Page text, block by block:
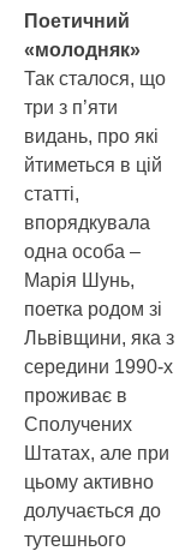
Поетичний
«молодняк»
Так сталося, що
три з п’яти
видань, про які
йтиметься в цій
статті,
впорядкувала
одна особа –
Марія Шунь,
поетка родом зі
Львівщини, яка з
середини 1990-х
проживає в
Сполучених
Штатах, але при
цьому активно
долучається до
тутешнього